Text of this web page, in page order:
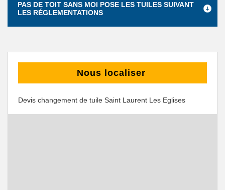
PAS DE TOIT SANS MOI POSE LES TUILES SUIVANT
LES RÉGLEMENTATIONS
Nous localiser
Devis changement de tuile Saint Laurent Les Eglises